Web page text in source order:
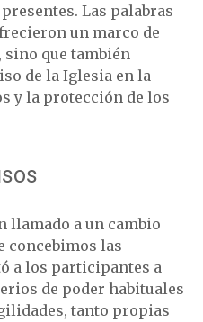
Las palabras
un marco de
sino que también
de la Iglesia en la
y la protección de los
llamado a un cambio
concebimos las
a los participantes a
de poder habituales
tanto propias